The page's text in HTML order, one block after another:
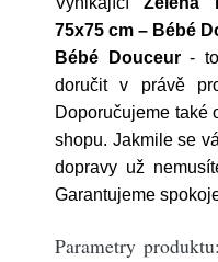
75x75 cm – Bébé
Bébé Douceur-
doručit v právě
Doporučujeme také
shopu. Jakmile se
dopravy už
Garantujeme
Parametry